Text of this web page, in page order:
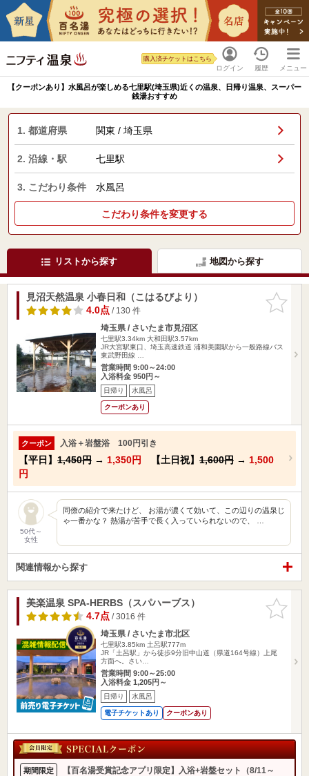
ログイン
購入済チケットはこちら
履歴 メニュー
【クーポンあり】水風呂が楽しめる七里駅(埼玉県)近くの温泉、日帰り温泉、スーパー
銭湯おすすめ
1. 都道府県 関東 / 埼玉県
2. 沿線・駅 七里駅
3. こだわり条件 水風呂
こだわり条件を変更する
リストから探す 地図から探す
お気に入
りに追加
見沼天然温泉 小春日和（こはるびより）
4.0点/ 130 件
埼玉県 / さいたま市見沼区
七里駅3.34km 大和田駅3.57km
JR大宮駅東口、埼玉高速鉄道 浦和美園駅から一般路線バス
東武野田線 …
営業時間 9:00～24:00
入浴料金 950円～
日帰り 水風呂
クーポンあり
クーポン 入浴＋岩盤浴 100円引き
【平日】 1,450円 → 1,350円 【土日祝】 1,600円 → 1,500
円
50代～
女性
同僚の紹介で来たけど、 お湯が濃くて効いて、この辺りの温泉じ
ゃ一番かな？ 熱湯が苦手で長く入っていられないので、 …
関連情報から探す
お気に入
りに追加
美楽温泉 SPA-HERBS（スパハーブス）
4.7点/ 3016 件
埼玉県 / さいたま市北区
七里駅3.85km 土呂駅777m
JR「土呂駅」から徒歩9分旧中山道（県道164号線）上尾
方面へ。さい…
営業時間 9:00～25:00
入浴料金 1,205円～
日帰り 水風呂
電子チケットあり クーポンあり
期間限定
【百名湯受賞記念アプリ限定】入浴+岩盤セット（8/11～